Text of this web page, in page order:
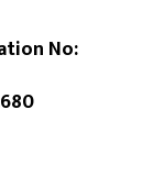
No: